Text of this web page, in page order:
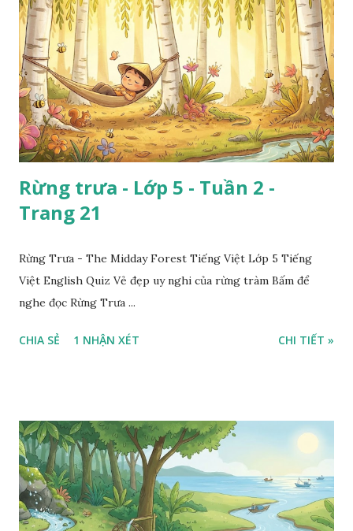
Rừng trưa - Lớp 5 - Tuần 2 -
Trang 21
Rừng Trưa - The Midday Forest Tiếng Việt Lớp 5 Tiếng
Việt English Quiz Vẻ đẹp uy nghi của rừng tràm Bấm để
nghe đọc Rừng Trưa ...
CHIA SẺ 1 NHẬN XÉT CHI TIẾT »